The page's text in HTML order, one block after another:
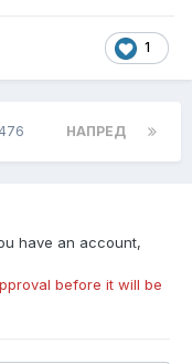
1
НАПРЕД
have an account,
before it will be